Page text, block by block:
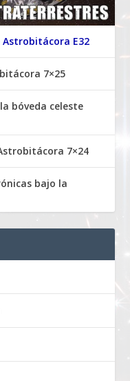
Astrobitácora E32
7×25
bóveda celeste
7×24
bajo la